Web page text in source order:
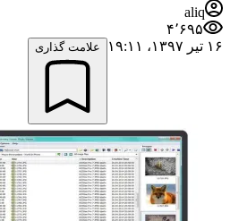
aliq
۴٬۶۹۵
۱۶ تیر ۱۳۹۷،‏ ۱۹:۱۱
علامت گذاری